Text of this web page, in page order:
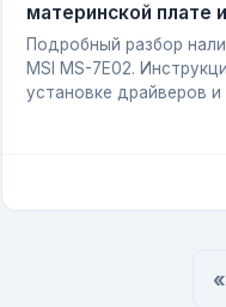
материнской плате
Подробный разбор
MSI MS-7E02.
установке драйверов
«